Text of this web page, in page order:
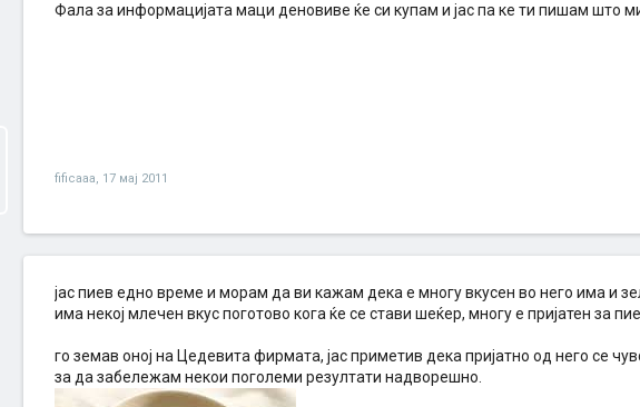
Фала за информацијата маци деновиве ќе си купам и јас па ке ти пишам што
fificaaa, 17 мај 2011
јас пиев едно време и морам да ви кажам дека е многу вкусен во него има и
има некој млечен вкус поготово кога ќе се стави шеќер, многу е пријатен за
го земав оној на Цедевита фирмата, јас приметив дека пријатно од него се
за да забележам некои поголеми резултати надворешно.